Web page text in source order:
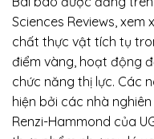
Sciences Reviews,
chất thực vật tích tụ
điểm vàng, hoạt động
chức năng thị lực. Các
hiện bởi các nhà
Renzi-Hammond của